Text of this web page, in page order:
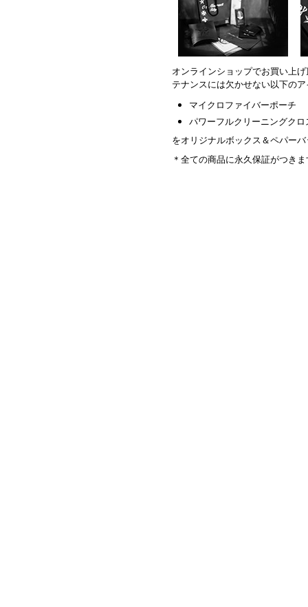
オンラインショップでお買い上
テナンスには欠かせない以下の
マイクロファイバーポーチ
パワーフルクリーニングクロ
をオリジナルボックス＆ペパー
＊全ての商品に永久保証がつき